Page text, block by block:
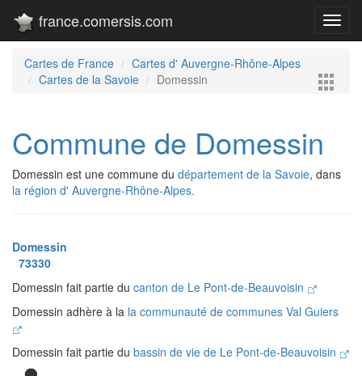
france.comersis.com
Cartes de France
Cartes d' Auvergne-Rhône-Alpes
Cartes de la Savoie
Domessin
Commune de Domessin
Domessin est une commune du département de la Savoie, dans
la région d' Auvergne-Rhône-Alpes.
Domessin
73330
Domessin fait partie du canton de Le Pont-de-Beauvoisin
Domessin adhère à la la communauté de communes Val Guiers
Domessin fait partie du bassin de vie de Le Pont-de-Beauvoisin